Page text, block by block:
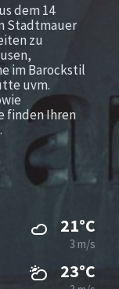
dem 14
Stadtmauer
zu
im Barockstil
uvm.
finden Ihren
21°C
3 m/s
23°C